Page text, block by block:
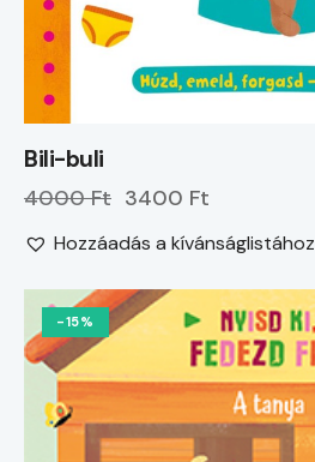
Bili-buli
4000 Ft 3400 Ft
Hozzáadás a kívánságlistához
-15%